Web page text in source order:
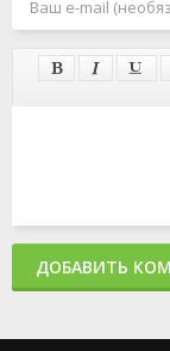
ДОБАВИТЬ